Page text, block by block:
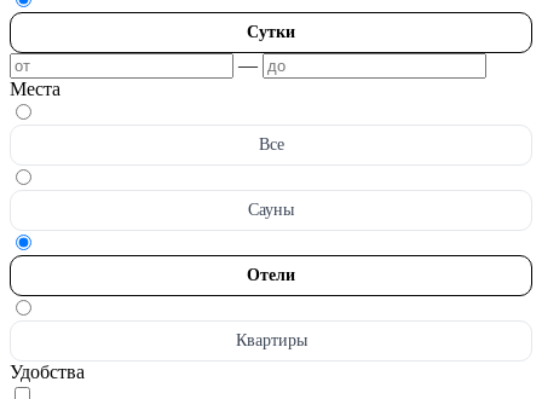
Сутки
—
Места
Все
Сауны
Отели
Квартиры
Удобства